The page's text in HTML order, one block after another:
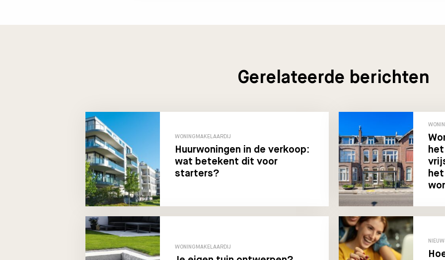
Gerelateerde berichten
WONINGMAKELAARDIJ
Huurwoningen in de verkoop:
wat betekent dit voor
starters?
WONINGMAKELAARDIJ